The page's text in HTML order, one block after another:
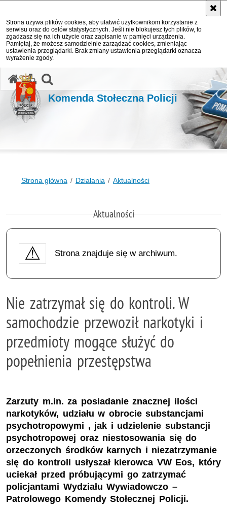
Strona używa plików cookies, aby ułatwić użytkownikom korzystanie z
serwisu oraz do celów statystycznych. Jeśli nie blokujesz tych plików, to
zgadzasz się na ich użycie oraz zapisanie w pamięci urządzenia.
Pamiętaj, że możesz samodzielnie zarządzać cookies, zmieniając
ustawienia przeglądarki. Brak zmiany ustawienia przeglądarki oznacza
wyrażenie zgody.
Komenda Stołeczna Policji
Strona główna Działania Aktualności
Aktualności
Strona znajduje się w archiwum.
Nie zatrzymał się do kontroli. W
samochodzie przewoził narkotyki i
przedmioty mogące służyć do
popełnienia przestępstwa
Zarzuty m.in. za posiadanie znacznej ilości
narkotyków, udziału w obrocie substancjami
psychotropowymi , jak i udzielenie substancji
psychotropowej oraz niestosowania się do
orzeczonych środków karnych i niezatrzymanie
się do kontroli usłyszał kierowca VW Eos, który
uciekał przed próbującymi go zatrzymać
policjantami Wydziału Wywiadowczo –
Patrolowego Komendy Stołecznej Policji.